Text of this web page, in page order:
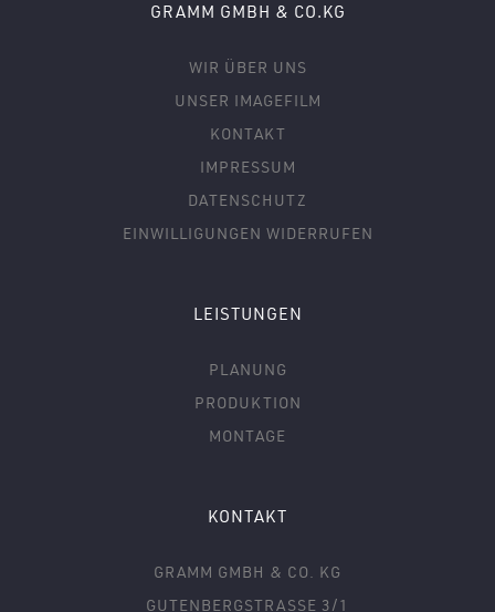
GRAMM GMBH & CO.KG
WIR ÜBER UNS
UNSER IMAGEFILM
KONTAKT
IMPRESSUM
DATENSCHUTZ
EINWILLIGUNGEN WIDERRUFEN
LEISTUNGEN
PLANUNG
PRODUKTION
MONTAGE
KONTAKT
GRAMM GMBH & CO. KG
GUTENBERGSTRASSE 3/1